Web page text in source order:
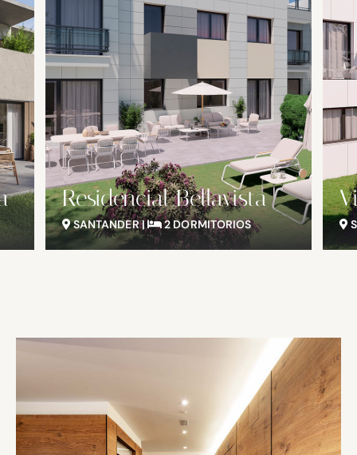
Residencial Bellavista
SANTANDER | 2 DORMITORIOS